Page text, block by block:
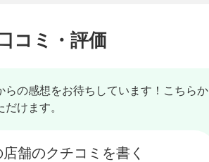
コミ・評価
らの感想をお待ちしています！こちらか
けます。
店舗のクチコミを書く